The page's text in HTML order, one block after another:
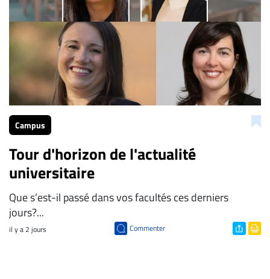
Campus
Tour d'horizon de l'actualité
universitaire
Que s’est-il passé dans vos facultés ces derniers
jours?...
il y a 2 jours Commenter